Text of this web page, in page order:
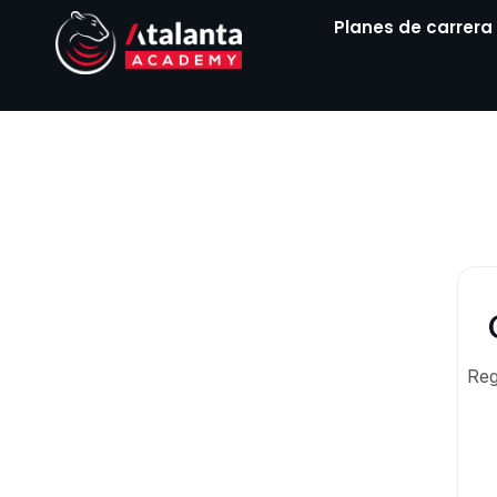
contenido
Planes de carrera